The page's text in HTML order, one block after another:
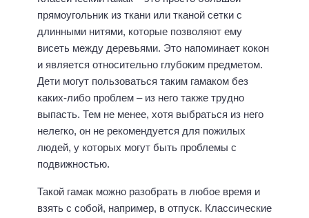
прямоугольник из ткани или тканой сетки с
длинными нитями, которые позволяют ему
висеть между деревьями. Это напоминает кокон
и является относительно глубоким предметом.
Дети могут пользоваться таким гамаком без
каких-либо проблем – из него также трудно
выпасть. Тем не менее, хотя выбраться из него
нелегко, он не рекомендуется для пожилых
людей, у которых могут быть проблемы с
подвижностью.
Такой гамак можно разобрать в любое время и
взять с собой, например, в отпуск. Классические